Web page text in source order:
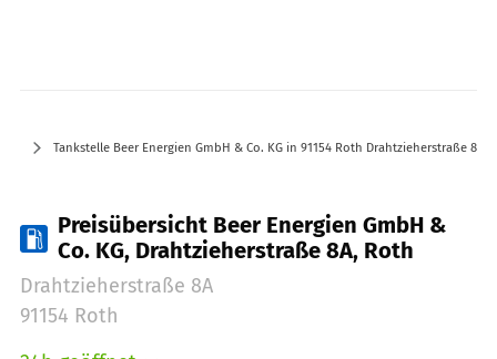
Tankstelle Beer Energien GmbH & Co. KG in 91154 Roth Drahtzieherstraße 8A
Preisübersicht Beer Energien GmbH &
Co. KG, Drahtzieherstraße 8A, Roth
Drahtzieherstraße 8A
91154 Roth